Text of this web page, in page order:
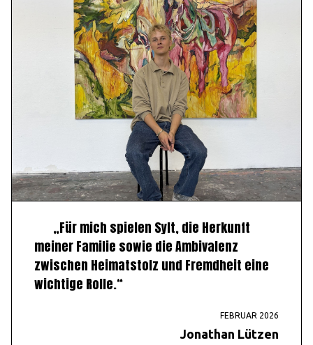
„Für mich spielen Sylt, die Herkunft
meiner Familie sowie die Ambivalenz
zwischen Heimatstolz und Fremdheit eine
wichtige Rolle.“
FEBRUAR 2026
Jonathan Lützen